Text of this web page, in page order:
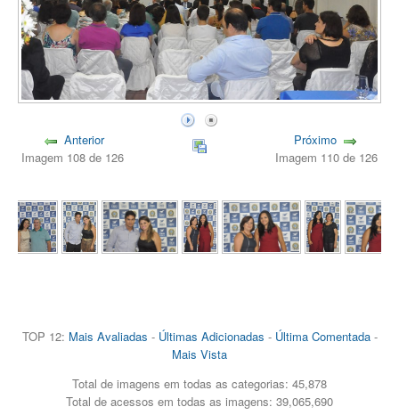
Anterior
Imagem 108 de 126
Próximo
Imagem 110 de 126
TOP 12: Mais Avaliadas - Últimas Adicionadas - Última Comentada-
Mais Vista
Total de imagens em todas as categorias: 45,878
Total de acessos em todas as imagens: 39,065,690